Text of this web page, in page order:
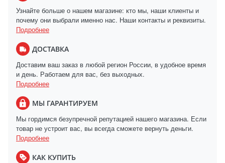
Узнайте больше о нашем магазине: кто мы, наши клиенты и
почему они выбрали именно нас. Наши контакты и реквизиты.
Подробнее
ДОСТАВКА
Доставим ваш заказ в любой регион России, в удобное время
и день. Работаем для вас, без выходных.
Подробнее
МЫ ГАРАНТИРУЕМ
Мы гордимся безупречной репутацией нашего магазина. Если
товар не устроит вас, вы всегда сможете вернуть деньги.
Подробнее
КАК КУПИТЬ